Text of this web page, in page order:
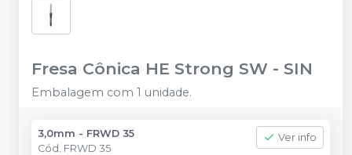
Fresa Cônica HE Strong SW - SIN
Embalagem com 1 unidade.
3,0mm - FRWD 35
Cód. FRWD 35
Ver info